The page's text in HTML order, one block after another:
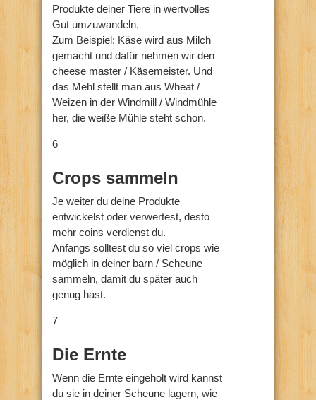
Produkte deiner Tiere in wertvolles
Gut umzuwandeln.
Zum Beispiel: Käse wird aus Milch
gemacht und dafür nehmen wir den
cheese master / Käsemeister. Und
das Mehl stellt man aus Wheat /
Weizen in der Windmill / Windmühle
her, die weiße Mühle steht schon.
6
Crops sammeln
Je weiter du deine Produkte
entwickelst oder verwertest, desto
mehr coins verdienst du.
Anfangs solltest du so viel crops wie
möglich in deiner barn / Scheune
sammeln, damit du später auch
genug hast.
7
Die Ernte
Wenn die Ernte eingeholt wird kannst
du sie in deiner Scheune lagern, wie